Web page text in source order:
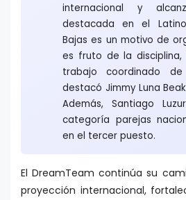
internacional y
destacada en el
Bajas es un motivo de
es fruto de la
trabajo coordinado
destacó Jimmy Luna
Además, Santiago
categoría parejas
en el tercer puesto.
El DreamTeam continúa su
proyección internacional,